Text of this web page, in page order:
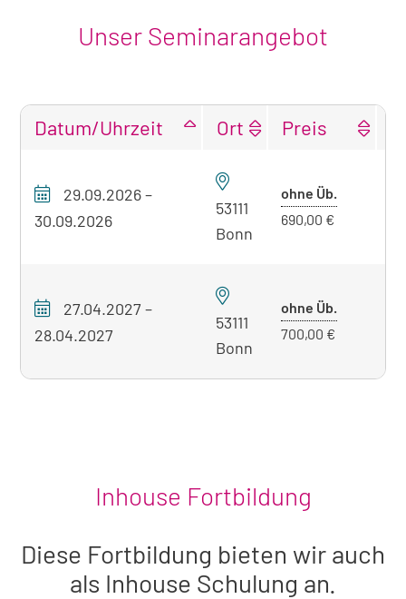
Unser Seminarangebot
Übersicht
unseres
Seminarangebots
sichtbaren
Seminar
Datum/Uhrzeit Ort Preis
29.09.2026–
30.09.2026
53111
Bonn
ohne Üb.
690,00 €
27.04.2027–
28.04.2027
53111
Bonn
ohne Üb.
700,00 €
Inhouse Fortbildung
Diese Fortbildung bieten wir auch
als Inhouse Schulung an.